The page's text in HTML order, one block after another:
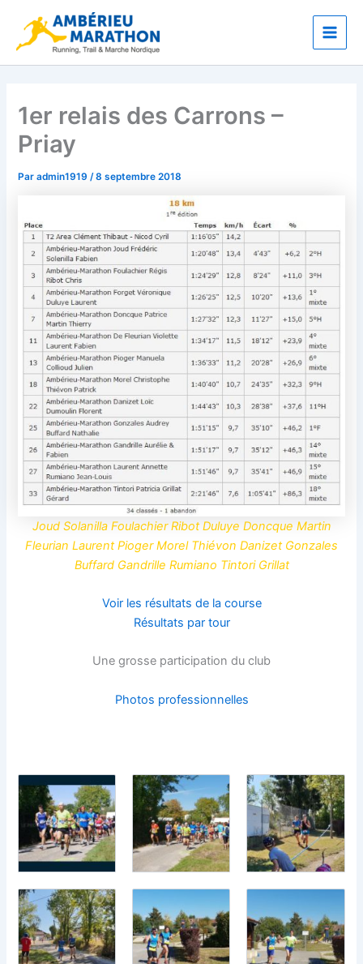
contenu
Main
1er relais des Carrons –
Priay
Paradmin1919/8 septembre 2018
Joud Solanilla Foulachier Ribot Duluye Doncque Martin
Fleurian Laurent Pioger Morel Thiévon Danizet Gonzales
Buffard Gandrille Rumiano Tintori Grillat
Voir les résultats de la course
Résultats par tour
Une grosse participation du club
Photos professionnelles